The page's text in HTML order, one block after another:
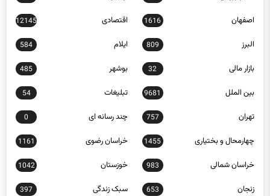
اصفهان 1616 اقتصادی 12145
البرز 809 ایلام 584
بازار مالی 32 بوشهر 485
بین الملل 9681 تبلیغات 54
تهران 757 چند رسانه ای 0
چهارمحال و بختیاری 1455 خراسان رضوی 1161
خراسان شمالی 983 خوزستان 1042
زنجان 653 سبک زندگی 397